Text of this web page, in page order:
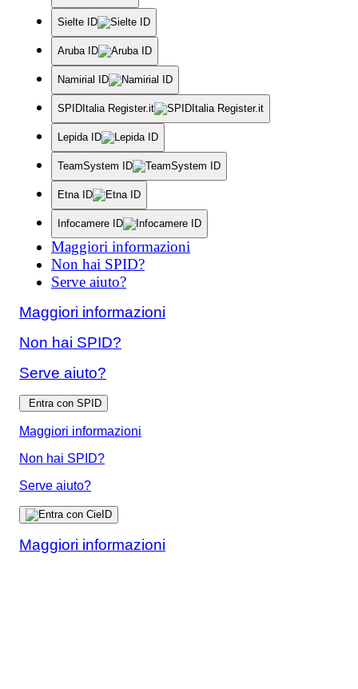
Sielte ID
Aruba ID
Namirial ID
SPIDItalia Register.it
Lepida ID
TeamSystem ID
Etna ID
Infocamere ID
Maggiori informazioni
Non hai SPID?
Serve aiuto?
Maggiori informazioni
Non hai SPID?
Serve aiuto?
Entra con SPID
Maggiori informazioni
Non hai SPID?
Serve aiuto?
Maggiori informazioni